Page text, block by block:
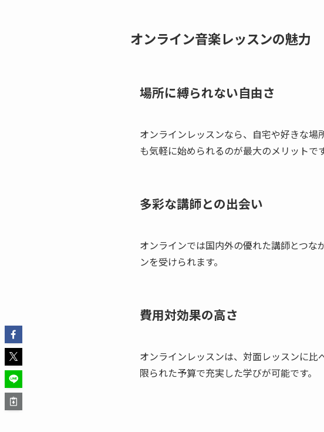
オンライン音楽レッスンの魅力
場所に縛られない自由さ
オンラインレッスンなら、自宅や好きな
も気軽に始められるのが最大のメリットです
多彩な講師との出会い
オンラインでは国内外の優れた講師とつ
ンを受けられます。
費用対効果の高さ
オンラインレッスンは、対面レッスンに比
限られた予算で充実した学びが可能です。